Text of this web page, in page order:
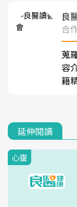
良
合
蒐
容
籍
延伸閱讀
心靈